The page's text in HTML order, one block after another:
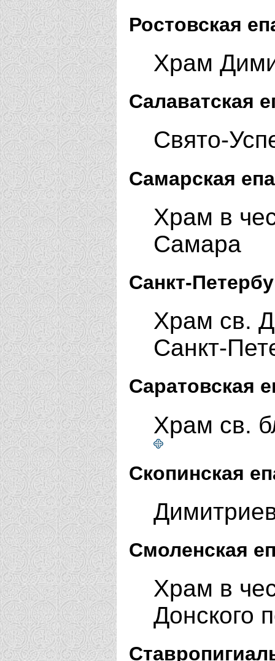
Ростовская
Храм
Салаватская
Свято-
Самарская
Храм в
Самара
Санкт-
Храм св.
Санкт-
Саратовская
Храм св.
Скопинская
Смоленская
Храм в
Донского